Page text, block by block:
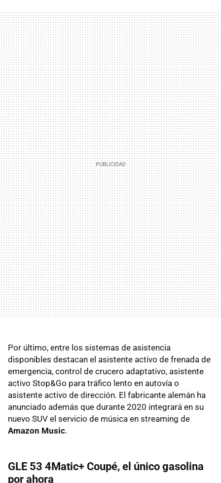
Por último, entre los sistemas de asistencia
disponibles destacan el asistente activo de frenada de
emergencia, control de crucero adaptativo, asistente
activo Stop&Go para tráfico lento en autovía o
asistente activo de dirección. El fabricante alemán ha
anunciado además que durante 2020 integrará en su
nuevo SUV el servicio de música en streaming de
Amazon Music.
GLE 53 4Matic+ Coupé, el único gasolina
por ahora